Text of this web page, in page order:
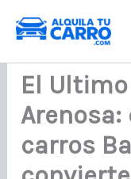
contenido
El
carros